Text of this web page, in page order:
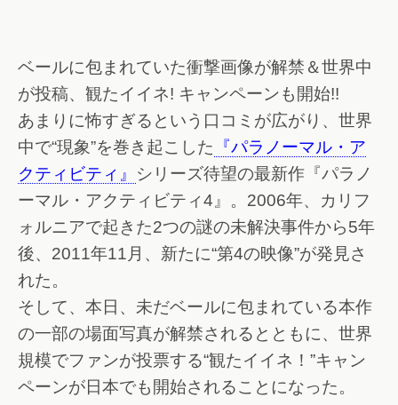
ベールに包まれていた衝撃画像が解禁＆世界中
が投稿、観たイイネ! キャンペーンも開始!!
あまりに怖すぎるという口コミが広がり、世界
中で“現象”を巻き起こした 『パラノーマル・ア
クティビティ』 シリーズ待望の最新作『パラノ
ーマル・アクティビティ4』。2006年、カリフ
ォルニアで起きた2つの謎の未解決事件から5年
後、2011年11月、新たに“第4の映像”が発見さ
れた。
そして、本日、未だベールに包まれている本作
の一部の場面写真が解禁されるとともに、世界
規模でファンが投票する“観たイイネ！”キャン
ペーンが日本でも開始されることになった。